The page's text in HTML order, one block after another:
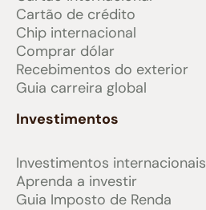
Cartão de crédito
Chip internacional
Comprar dólar
Recebimentos do exterior
Guia carreira global
Investimentos
Investimentos internacionais
Aprenda a investir
Guia Imposto de Renda